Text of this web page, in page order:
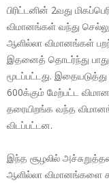
பிரிட்டனின் 2வது
விமானங்கள் வந்து
ஆளில்லா விமானங்கள்
இதனைத் தொடர்ந்து
மூடப்பட்டது. இதையடுத்து
600க்கும் மேற்பட்ட
தரையிறங்க வந்த
விடப்பட்டன.
இந்த சூழலில்
ஆளில்லா விமானங்களை